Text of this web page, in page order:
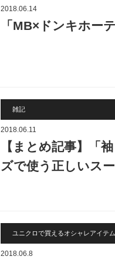
2018.06.14
「MB×ドンキホー
雑記
2018.06.11
【まとめ記事】「
ズで使う正しいス
ユニクロで買えるオシャレアイテム
2018.06.8